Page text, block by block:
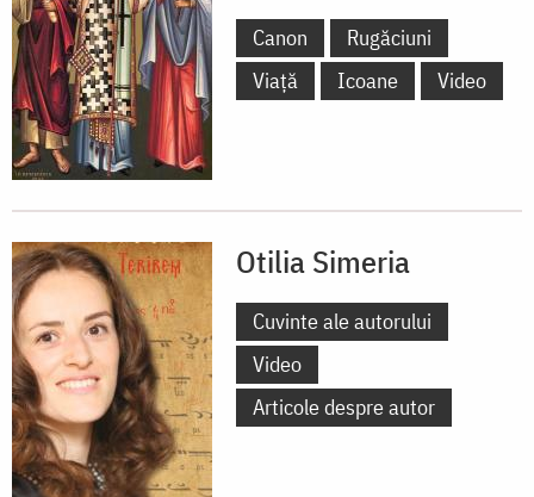
Canon
Rugăciuni
Viață
Icoane Video
Otilia Simeria
Cuvinte ale autorului
Video
Articole despre autor